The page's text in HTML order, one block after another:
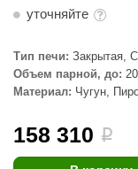
Design
уточняйте
Тип печи: Закрытая,
пушкой
Объем парной, до:
Материал: Чугун,
158 310 i